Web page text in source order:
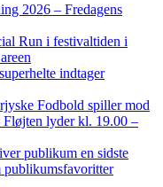
2026 – Fredagens
Run i festivaltiden i
indtager
Fodbold spiller mod
Fløjten lyder kl. 19.00 –
publikum en sidste
publikumsfavoritter